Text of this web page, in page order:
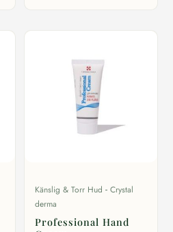
Känslig & Torr Hud - Crystal
derma
Professional Hand